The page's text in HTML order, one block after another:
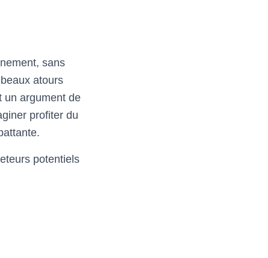
sans
atours
un argument de
profiter du
potentiels